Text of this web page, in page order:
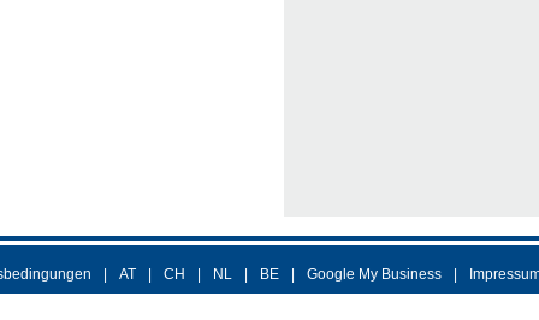
AT CH NL BE Google My Business